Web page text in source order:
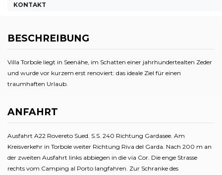
KONTAKT
BESCHREIBUNG
Villa Torbole liegt in Seenähe, im Schatten einer jahrhundertealten Zeder
und wurde vor kurzem erst renoviert: das ideale Ziel für einen
traumhaften Urlaub.
ANFAHRT
Ausfahrt A22 Rovereto Sued. S.S. 240 Richtung Gardasee. Am
Kreisverkehr in Torbole weiter Richtung Riva del Garda. Nach 200 m an
der zweiten Ausfahrt links abbiegen in die via Cor. Die enge Strasse
rechts vom Camping al Porto langfahren. Zur Schranke des